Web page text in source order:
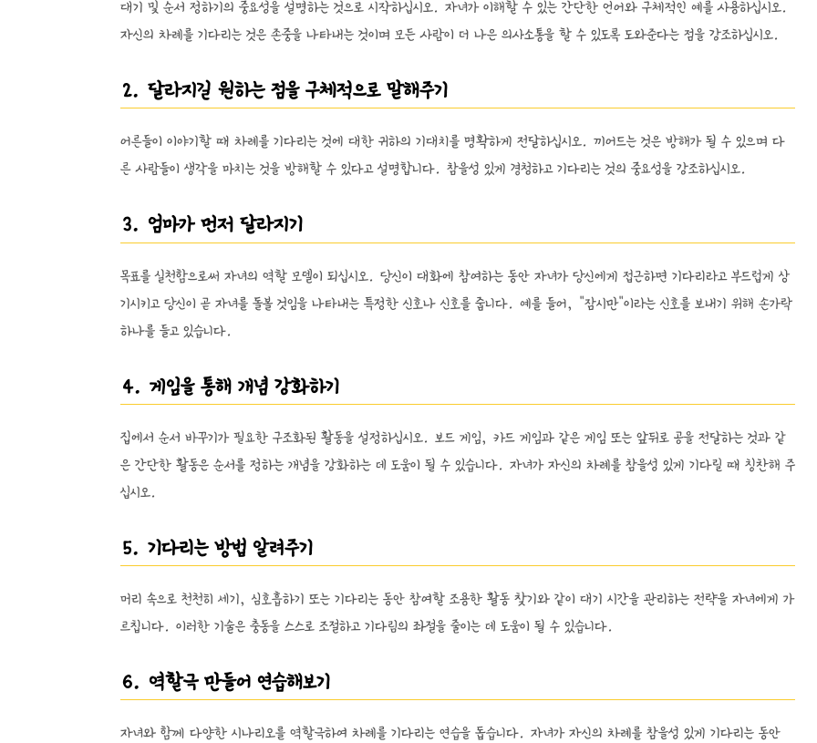
대기 및 순서 정하기의 중요성을 설명하는 것으로 시작하십시오. 자녀가 이해할 수 있는 간단한 언어와 구체적인 예를 사용하십시오.
자신의 차례를 기다리는 것은 존중을 나타내는 것이며 모든 사람이 더 나은 의사소통을 할 수 있도록 도와준다는 점을 강조하십시오.
2. 달라지길 원하는 점을 구체적으로 말해주기
어른들이 이야기할 때 차례를 기다리는 것에 대한 귀하의 기대치를 명확하게 전달하십시오. 끼어드는 것은 방해가 될 수 있으며 다
른 사람들이 생각을 마치는 것을 방해할 수 있다고 설명합니다. 참을성 있게 경청하고 기다리는 것의 중요성을 강조하십시오.
3. 엄마가 먼저 달라지기
목표를 실천함으로써 자녀의 역할 모델이 되십시오. 당신이 대화에 참여하는 동안 자녀가 당신에게 접근하면 기다리라고 부드럽게 상
기시키고 당신이 곧 자녀를 돌볼 것임을 나타내는 특정한 신호나 신호를 줍니다. 예를 들어, "잠시만"이라는 신호를 보내기 위해 손가락
하나를 들고 있습니다.
4. 게임을 통해 개념 강화하기
집에서 순서 바꾸기가 필요한 구조화된 활동을 설정하십시오. 보드 게임, 카드 게임과 같은 게임 또는 앞뒤로 공을 전달하는 것과 같
은 간단한 활동은 순서를 정하는 개념을 강화하는 데 도움이 될 수 있습니다. 자녀가 자신의 차례를 참을성 있게 기다릴 때 칭찬해 주
십시오.
5. 기다리는 방법 알려주기
머리 속으로 천천히 세기, 심호흡하기 또는 기다리는 동안 참여할 조용한 활동 찾기와 같이 대기 시간을 관리하는 전략을 자녀에게 가
르칩니다. 이러한 기술은 충동을 스스로 조절하고 기다림의 좌절을 줄이는 데 도움이 될 수 있습니다.
6. 역할극 만들어 연습해보기
자녀와 함께 다양한 시나리오를 역할극하여 차례를 기다리는 연습을 돕습니다. 자녀가 자신의 차례를 참을성 있게 기다리는 동안